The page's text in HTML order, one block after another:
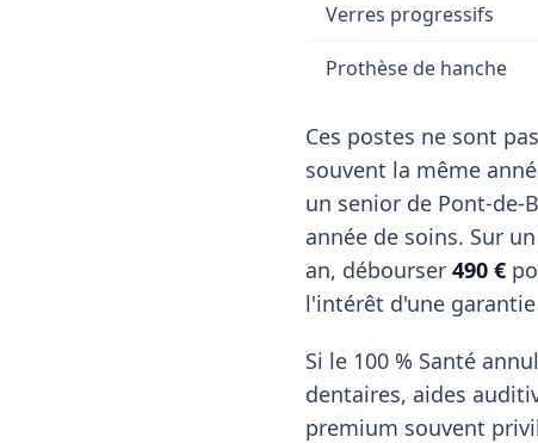
Verres progressifs
Prothèse de hanche
Ces postes ne sont
souvent la même
un senior de Pont-de-
année de soins. Sur
an, débourser 490 €
l'intérêt d'une
Si le 100 % Santé
dentaires, aides
premium souvent